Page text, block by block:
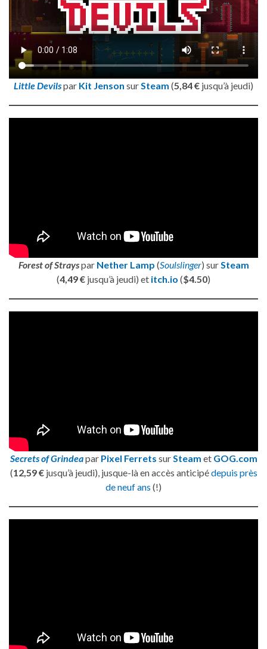
Little Devilspar Kit Jenson sur Steam (5,84 € jusqu’à jeudi)
Forest of Strayspar Nether Lamp (Soulslinger) surSteam
(4,49 € jusqu’à jeudi) et itch.io ($4.50)
Secrets of Grindeapar Pixel Ferrets surSteam et GOG.com
(12,59 €jusqu’à jeudi), jusque-là en accès anticipédepuis près
de neuf ans (!)